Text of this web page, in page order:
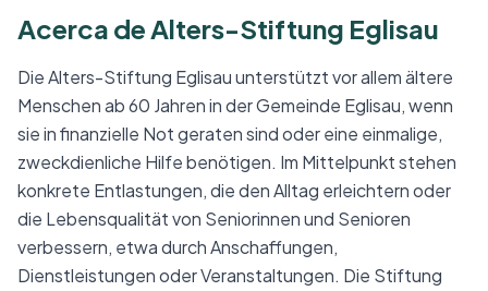
Acerca de Alters-Stiftung Eglisau
Die Alters-Stiftung Eglisau unterstützt vor allem ältere
Menschen ab 60 Jahren in der Gemeinde Eglisau, wenn
sie in finanzielle Not geraten sind oder eine einmalige,
zweckdienliche Hilfe benötigen. Im Mittelpunkt stehen
konkrete Entlastungen, die den Alltag erleichtern oder
die Lebensqualität von Seniorinnen und Senioren
verbessern, etwa durch Anschaffungen,
Dienstleistungen oder Veranstaltungen. Die Stiftung